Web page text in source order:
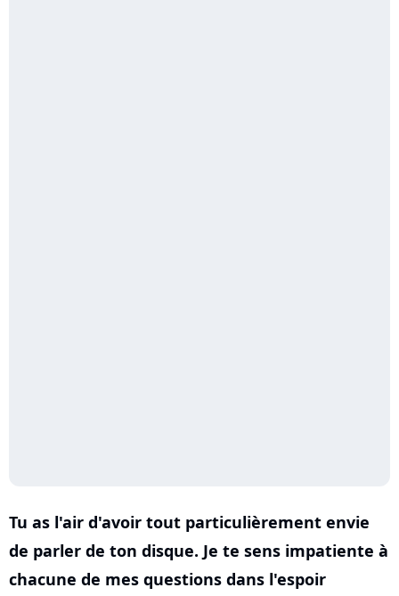
Tu as l'air d'avoir tout particulièrement envie
de parler de ton disque. Je te sens impatiente à
chacune de mes questions dans l'espoir